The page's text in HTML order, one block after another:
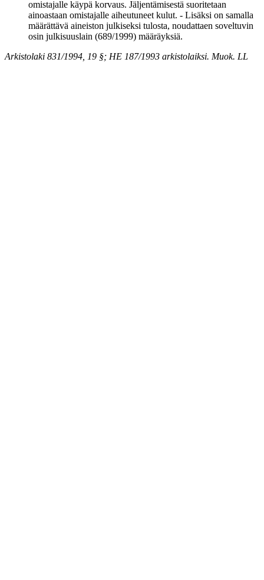
omistajalle käypä korvaus. Jäljentämisestä suoritetaan
ainoastaan omistajalle aiheutuneet kulut. - Lisäksi on samalla
määrättävä aineiston julkiseksi tulosta, noudattaen soveltuvin
osin julkisuuslain (689/1999) määräyksiä.
Arkistolaki 831/1994, 19 §; HE 187/1993 arkistolaiksi. Muok. LL